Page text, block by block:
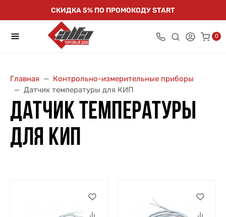
СКИДКА 5% ПО ПРОМОКОДУ START
0
Главная
Контрольно-измерительные приборы
Датчик температуры для КИП
ДАТЧИК ТЕМПЕРАТУРЫ
ДЛЯ КИП